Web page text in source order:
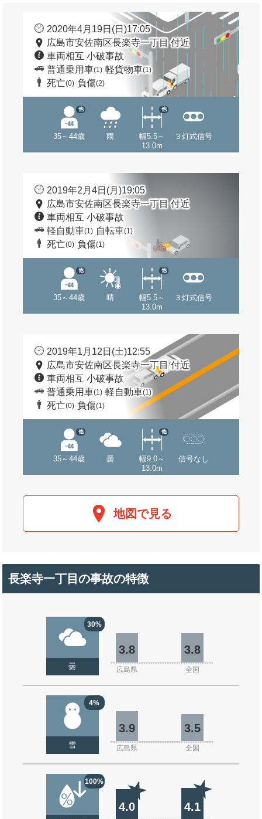
2020年4月19日(日)17:05
広島市安佐南区長楽寺一丁目 付近
車両相互 小破事故
普通乗用車(1) 軽貨物車(1)
死亡(0) 負傷(2)
35～44歳
他
雨
幅5.5～
13.0m
他
３灯式信号
2019年2月4日(月)19:05
広島市安佐南区長楽寺一丁目 付近
車両相互 小破事故
軽自動車(1) 自転車(1)
死亡(0) 負傷(1)
35～44歳
他
晴
幅5.5～
13.0m
他
３灯式信号
2019年1月12日(土)12:55
広島市安佐南区長楽寺一丁目 付近
車両相互 小破事故
普通乗用車(1) 軽自動車(1)
死亡(0) 負傷(1)
35～44歳
他
曇
幅9.0～
13.0m
他
信号なし
地図で見る
長楽寺一丁目の事故の特徴
30%
曇
3.8 3.8
広島県 全国
4%
雪
3.9 3.5
広島県 全国
100%
4.0 4.1